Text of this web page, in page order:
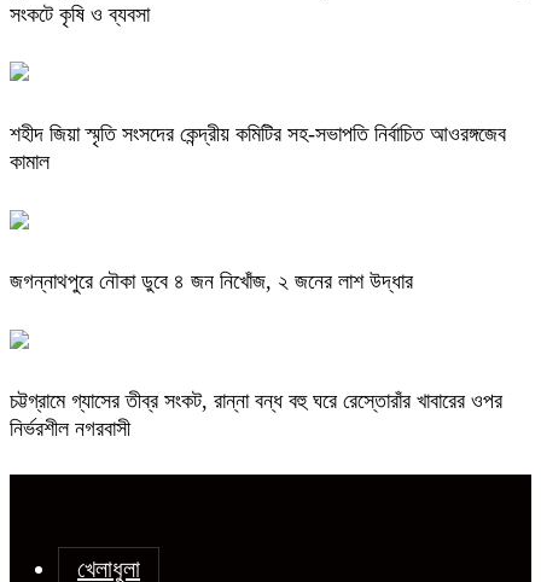
সংকটে কৃষি ও ব্যবসা
শহীদ জিয়া স্মৃতি সংসদের কেন্দ্রীয় কমিটির সহ-সভাপতি নির্বাচিত আওরঙ্গজেব
কামাল
জগন্নাথপুরে নৌকা ডুবে ৪ জন নিখোঁজ, ২ জনের লাশ উদ্ধার
চট্টগ্রামে গ্যাসের তীব্র সংকট, রান্না বন্ধ বহু ঘরে রেস্তোরাঁর খাবারের ওপর
নির্ভরশীল নগরবাসী
খেলাধুলা